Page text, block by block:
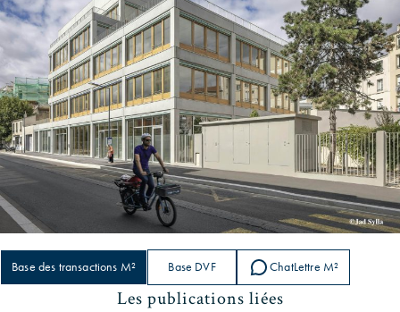
Base des transactions M² Base DVF ChatLettre M²
Les publications liées